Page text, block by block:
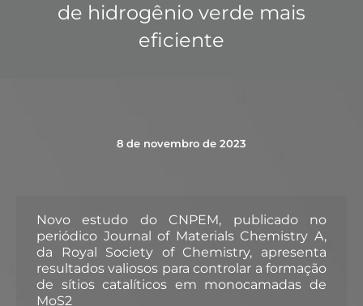
de hidrogênio verde mais
eficiente
8 de novembro de 2023
Novo estudo do CNPEM, publicado no
periódico Journal of Materials Chemistry A,
da Royal Society of Chemistry, apresenta
resultados valiosos para controlar a formação
de sítios catalíticos em monocamadas de
MoS2